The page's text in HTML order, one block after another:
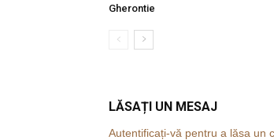
Gherontie
LĂSAȚI UN MESAJ
Autentificați-vă pentru a lăsa un